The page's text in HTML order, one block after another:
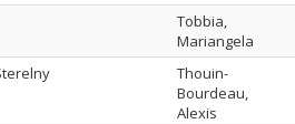
Tobbia,
Mariangela
Thouin-
Bourdeau,
Alexis